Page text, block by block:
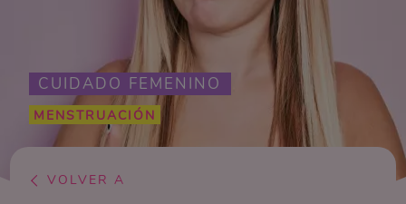
CUIDADO FEMENINO
MENSTRUACIÓN
VOLVER A